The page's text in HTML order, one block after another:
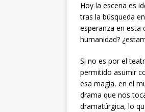
Hoy la escena es
tras la búsqueda
esperanza en esta
humanidad?
Si no es por el
permitido asumir
esa magia, en el
drama que nos
dramatúrgica, lo